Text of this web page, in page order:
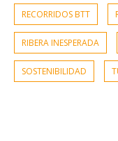
RECORRIDOS BTT
RIBERA INESPERADA
SOSTENIBILIDAD